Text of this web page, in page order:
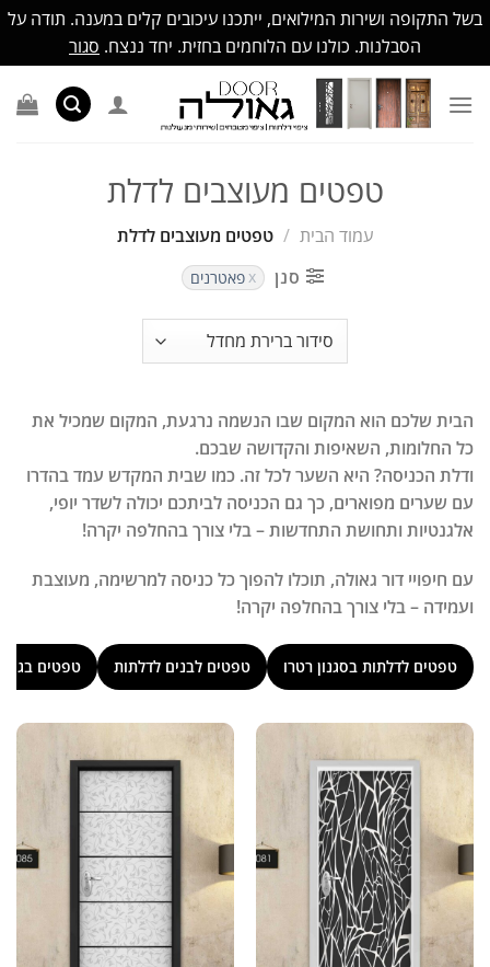
בשל התקופה ושירות המילואים, ייתכנו עיכובים קלים במענה. תודה על
הסבלנות. כולנו עם הלוחמים בחזית. יחד ננצח. סגור
content
טפטים מעוצבים לדלת
עמוד הבית / טפטים מעוצבים לדלת
סנן
פאטרנים
הבית שלכם הוא המקום שבו הנשמה נרגעת, המקום שמכיל את
כל החלומות, השאיפות והקדושה שבכם.
ודלת הכניסה? היא השער לכל זה. כמו שבית המקדש עמד בהדרו
עם שערים מפוארים, כך גם הכניסה לביתכם יכולה לשדר יופי,
אלגנטיות ותחושת התחדשות – בלי צורך בהחלפה יקרה!
עם חיפויי דור גאולה, תוכלו להפוך כל כניסה למרשימה, מעוצבת
ועמידה – בלי צורך בהחלפה יקרה!
טפטים לדלתות בסגנון רטרו טפטים לבנים לדלתות טפטים